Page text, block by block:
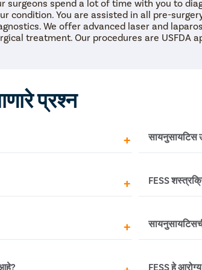
surgeons spend a lot of time with you to
condition. You are assisted in all pre-
We offer advanced laser and
treatment. Our procedures are USFDA
प्रश्न
आत कामावर परत येऊ शकता,
परत येण्यापूर्वी 4-5
रुग्ण आपली नियमित दिनचर्या
सायनुसायटिस
FESS
लक्षणे
अचूक असते.
केले जात असल्याने,
शस्त्रक्रियेचा यशाचा दर
FESS
जरी दुर्मिळ
लक्षणांचे
सायनुसायटिसच्या रूग्णांना
होय, जर
FESS हे